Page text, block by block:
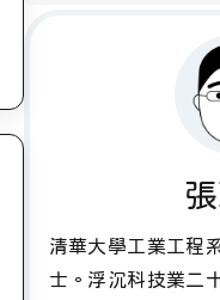
清華大學工業工程
士。浮沉科技業二